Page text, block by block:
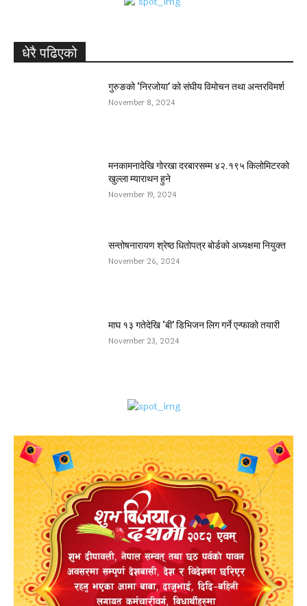
धेरै पढिएको
गुरुङको ‘निरजोया’ को संघीय विमोचन तथा अन्तरविमर्श
November 8, 2024
मनकामनादेखि गोरखा दरबारसम्म ४२.१९५ किलोमिटरको
खुल्ला म्याराथन हुने
November 19, 2024
सन्तोषनारायण श्रेष्ठ धितोपत्र बोर्डको अध्यक्षमा नियुक्त
November 26, 2024
माघ १३ गतेदेखि ‘बी’ डिभिजन लिग गर्ने एन्फाको तयारी
November 23, 2024